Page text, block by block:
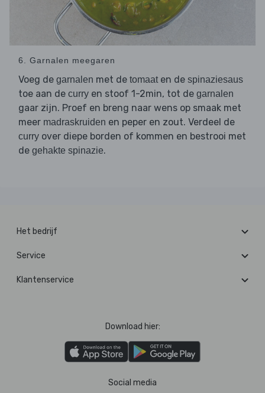
6. Garnalen meegaren
Voeg de garnalen met de tomaaten de spinaziesaus
toe aan de curry en stoof 1-2min, tot de garnalen
gaar zijn. Proef en breng naar wens op smaak met
meer madraskruiden en peper en zout. Verdeel de
curry over diepe borden of kommen en bestrooi met
de gehakte spinazie.
Het bedrijf
Service
Klantenservice
Download hier:
Social media